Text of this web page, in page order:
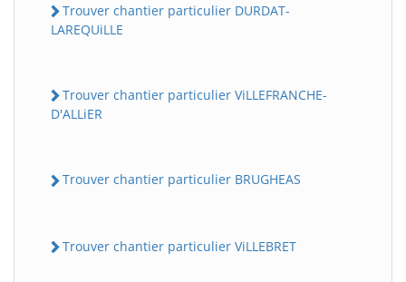
Trouver chantier particulier DURDAT-
LAREQUiLLE
Trouver chantier particulier ViLLEFRANCHE-
D'ALLiER
Trouver chantier particulier BRUGHEAS
Trouver chantier particulier ViLLEBRET